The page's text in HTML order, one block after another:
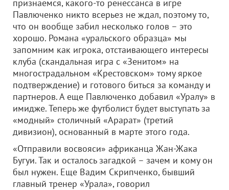
признаемся, какого-то ренессанса в игре
Павлюченко никто всерьез не ждал, поэтому то,
что он вообще забил несколько голов – это
хорошо. Романа «уральского образца» мы
запомним как игрока, отстаивающего интересы
клуба (скандальная игра с «Зенитом» на
многострадальном «Крестовском» тому яркое
подтверждение) и готового биться за команду и
партнеров. А еще Павлюченко добавил «Уралу» в
имидже. Теперь же футболист будет выступать за
«модный» столичный «Арарат» (третий
дивизион), основанный в марте этого года.
«Отправили восвояси» африканца Жан-Жака
Бугуи. Так и осталось загадкой – зачем и кому он
был нужен. Еще Вадим Скрипченко, бывший
главный тренер «Урала», говорил